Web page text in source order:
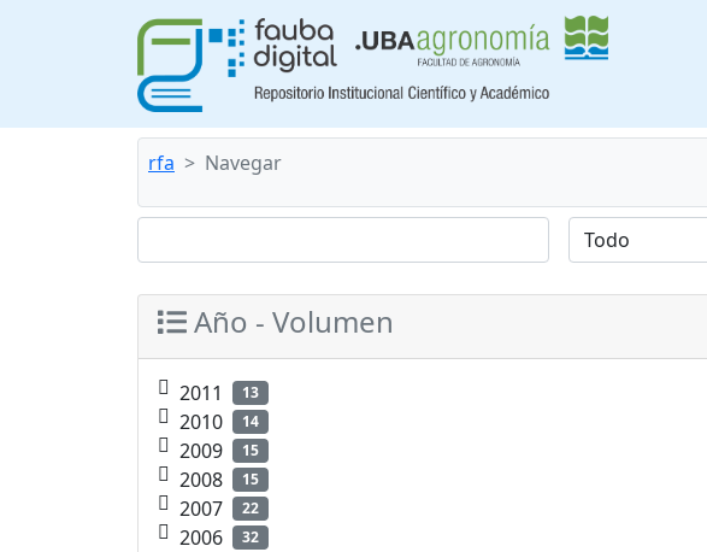
rfa Navegar
Año - Volumen
2011 13
2010 14
2009 15
2008 15
2007 22
2006 32